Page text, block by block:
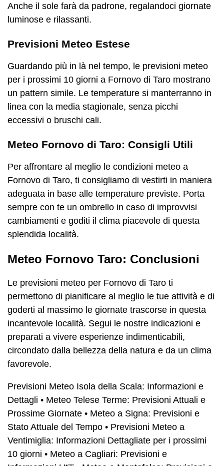
Anche il sole farà da padrone, regalandoci giornate
luminose e rilassanti.
Previsioni Meteo Estese
Guardando più in là nel tempo, le previsioni meteo
per i prossimi 10 giorni a Fornovo di Taro mostrano
un pattern simile. Le temperature si manterranno in
linea con la media stagionale, senza picchi
eccessivi o bruschi cali.
Meteo Fornovo di Taro: Consigli Utili
Per affrontare al meglio le condizioni meteo a
Fornovo di Taro, ti consigliamo di vestirti in maniera
adeguata in base alle temperature previste. Porta
sempre con te un ombrello in caso di improvvisi
cambiamenti e goditi il clima piacevole di questa
splendida località.
Meteo Fornovo Taro: Conclusioni
Le previsioni meteo per Fornovo di Taro ti
permettono di pianificare al meglio le tue attività e di
goderti al massimo le giornate trascorse in questa
incantevole località. Segui le nostre indicazioni e
preparati a vivere esperienze indimenticabili,
circondato dalla bellezza della natura e da un clima
favorevole.
Previsioni Meteo Isola della Scala: Informazioni e
Dettagli • Meteo Telese Terme: Previsioni Attuali e
Prossime Giornate • Meteo a Signa: Previsioni e
Stato Attuale del Tempo • Previsioni Meteo a
Ventimiglia: Informazioni Dettagliate per i prossimi
10 giorni • Meteo a Cagliari: Previsioni e